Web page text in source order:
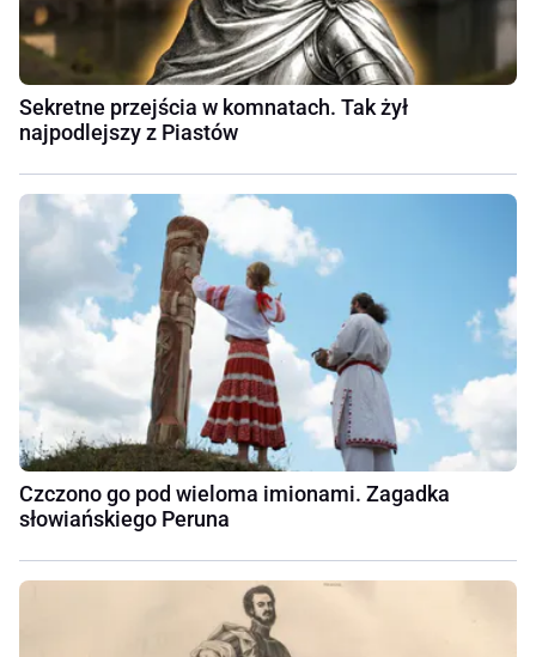
Sekretne przejścia w komnatach. Tak żył
najpodlejszy z Piastów
Czczono go pod wieloma imionami. Zagadka
słowiańskiego Peruna